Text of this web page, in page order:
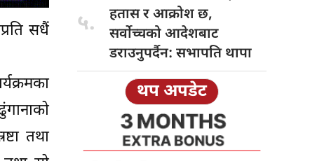
सधैं
तथा
५.
हतास र आक्रोश छ,
सर्वोच्चको आदेशबाट
डराउनुपर्दैन: सभापति थापा
थप अपडेट